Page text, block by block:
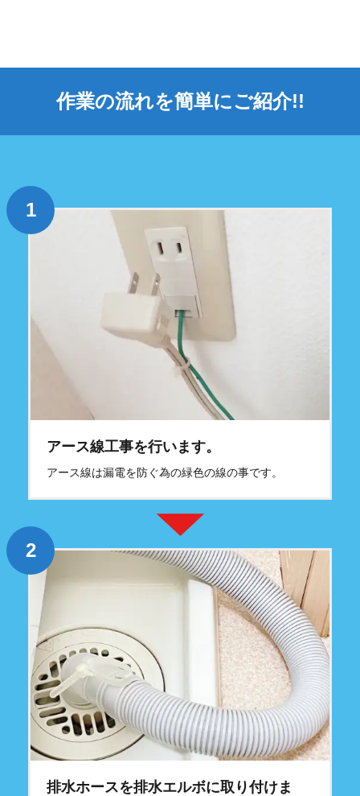
作業の流れを簡単にご紹介!!
アース線工事を行います。
アース線は漏電を防ぐ為の緑色の線の事です。
排水ホースを排水エルボに取り付けま